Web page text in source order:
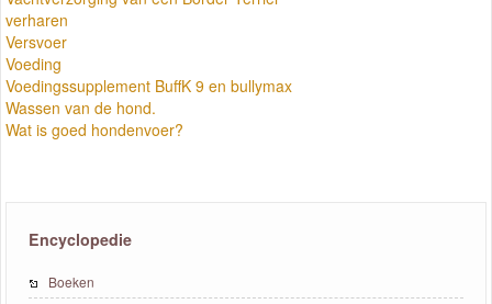
verharen
Versvoer
Voeding
Voedingssupplement BuffK 9 en bullymax
Wassen van de hond.
Wat is goed hondenvoer?
Encyclopedie
Boeken